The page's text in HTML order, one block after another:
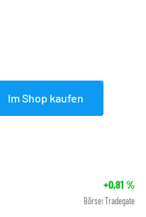
Im Shop kaufen
+0,81 %
Börse: Tradegate